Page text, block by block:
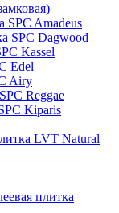
SPC Amadeus
SPC Dagwood
Kassel
Edel
Airy
Reggae
Kiparis
LVT Natural
плитка